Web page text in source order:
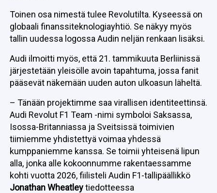
Toinen osa nimestä tulee Revolutilta. Kyseessä on
globaali finanssiteknologiayhtiö. Se näkyy myös
tallin uudessa logossa Audin neljän renkaan lisäksi.
Audi ilmoitti myös, että 21. tammikuuta Berliinissä
järjestetään yleisölle avoin tapahtuma, jossa fanit
pääsevät näkemään uuden auton ulkoasun läheltä.
– Tänään projektimme saa virallisen identiteettinsä.
Audi Revolut F1 Team -nimi symboloi Saksassa,
Isossa-Britanniassa ja Sveitsissä toimivien
tiimiemme yhdistettyä voimaa yhdessä
kumppaniemme kanssa. Se toimii yhteisenä lipun
alla, jonka alle kokoonnumme rakentaessamme
kohti vuotta 2026, fiilisteli Audin F1-tallipäällikkö
Jonathan Wheatleytiedotteessa